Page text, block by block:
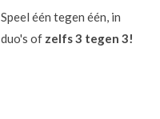
Speel één tegen één, in
duo's of zelfs 3 tegen 3!